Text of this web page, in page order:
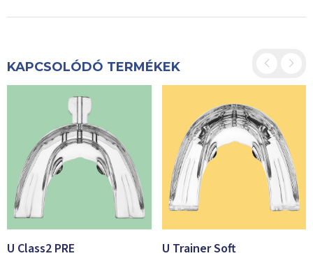
KAPCSOLÓDÓ TERMÉKEK
U Class2 PRE U Trainer Soft